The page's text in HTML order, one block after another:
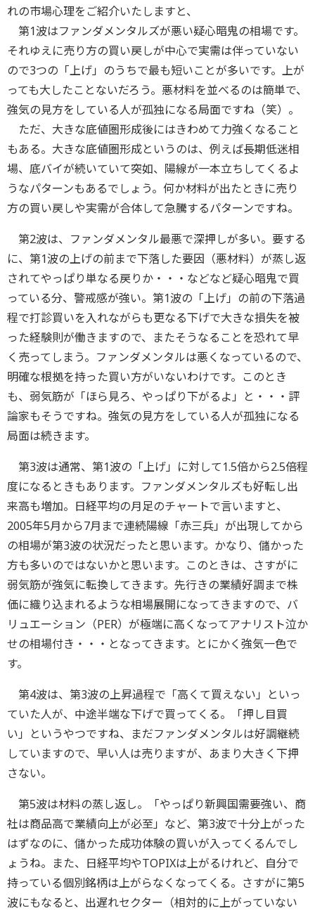
れの市場心理をご紹介いたしますと、
第1波はファンダメンタルズが悪い疑心暗鬼の相場です。
それゆえに売り方の買い戻しが中心で実需は伴っていない
ので3つの「上げ」のうちで最も短いことが多いです。上が
っても大したことないだろう。悪材料を並べるのは簡単で、
強気の見方をしている人が孤独になる局面ですね（笑）。
ただ、大きな底値圏形成後にはきわめて力強くなること
もある。大きな底値圏形成というのは、例えば長期低迷相
場、底バイが続いていて突如、陽線が一本立ちしてくるよ
うなパターンもあるでしょう。何か材料が出たときに売り
方の買い戻しや実需が合体して急騰するパターンですね。
第2波は、ファンダメンタル最悪で深押しが多い。要する
に、第1波の上げの前まで下落した要因（悪材料）が蒸し返
されてやっぱり単なる戻りか・・・などなど疑心暗鬼で買
っている分、警戒感が強い。第1波の「上げ」の前の下落過
程で打診買いを入れながらも更なる下げで大きな損失を被
った経験則が働きますので、またそうなることを恐れて早
く売ってしまう。ファンダメンタルは悪くなっているので、
明確な根拠を持った買い方がいないわけです。このとき
も、弱気筋が「ほら見ろ、やっぱり下がるよ」と・・・評
論家もそうですね。強気の見方をしている人が孤独になる
局面は続きます。
第3波は通常、第1波の「上げ」に対して1.5倍から2.5倍程
度になるときもあります。ファンダメンタルズも好転し出
来高も増加。日経平均の月足のチャートで言いますと、
2005年5月から7月まで連続陽線「赤三兵」が出現してから
の相場が第3波の状況だったと思います。かなり、儲かった
方も多いのではないかと思います。このときは、さすがに
弱気筋が強気に転換してきます。先行きの業績好調まで株
価に織り込まれるような相場展開になってきますので、バ
リュエーション（PER）が極端に高くなってアナリスト泣か
せの相場付き・・・となってきます。とにかく強気一色で
す。
第4波は、第3波の上昇過程で「高くて買えない」といっ
ていた人が、中途半端な下げで買ってくる。「押し目買
い」というやつですね、まだファンダメンタルは好調継続
していますので、早い人は売りますが、あまり大きく下押
さない。
第5波は材料の蒸し返し。「やっぱり新興国需要強い、商
社は商品高で業績向上が必至」など、第3波で十分上がった
はずなのに、儲かった成功体験の買いが入ってくるんでし
ょうね。また、日経平均やTOPIXは上がるけれど、自分で
持っている個別銘柄は上がらなくなってくる。さすがに第5
波にもなると、出遅れセクター（相対的に上がっていない